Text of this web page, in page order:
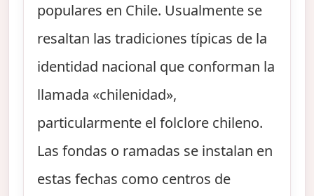
populares en Chile. Usualmente se
resaltan las tradiciones típicas de la
identidad nacional que conforman la
llamada «chilenidad»,
particularmente el folclore chileno.
Las fondas o ramadas se instalan en
estas fechas como centros de